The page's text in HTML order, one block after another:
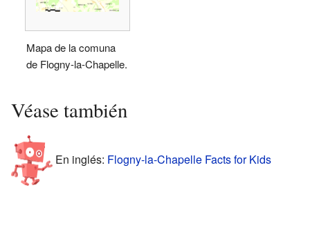
Mapa de la comuna
de Flogny-la-Chapelle.
Véase también
En inglés: Flogny-la-Chapelle Facts for Kids